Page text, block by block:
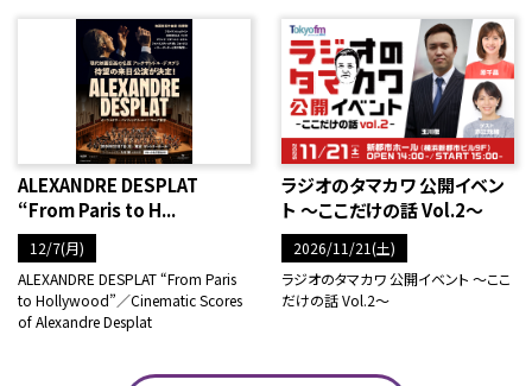
ALEXANDRE DESPLAT
“From Paris to H...
12/7(月)
ALEXANDRE DESPLAT “From Paris
to Hollywood”／Cinematic Scores
of Alexandre Desplat
ラジオのタマカワ 公開イベン
ト ～ここだけの話 Vol.2～
2026/11/21(土)
ラジオのタマカワ 公開イベント ～ここ
だけの話 Vol.2～